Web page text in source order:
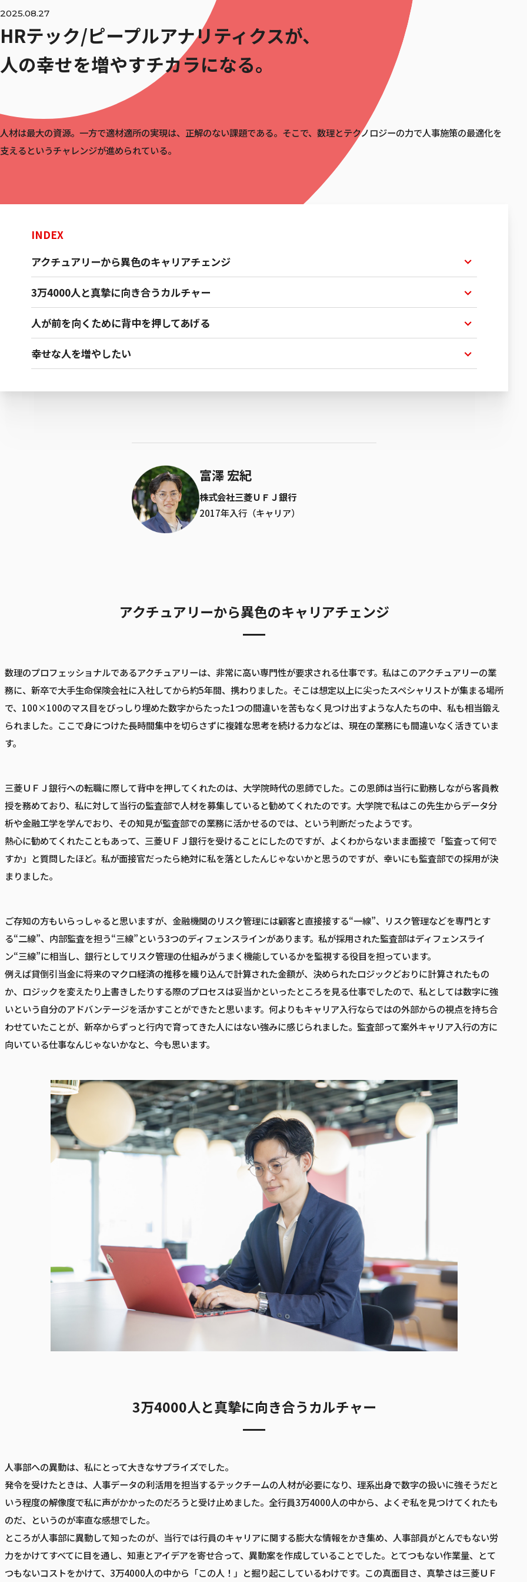
2025.08.27
HRテック/ピープルアナリティクスが、
人の幸せを増やすチカラになる。
人材は最大の資源。一方で適材適所の実現は、正解のない課題である。そこで、数理とテクノロジーの力で人事施策の最適化を
支えるというチャレンジが進められている。
INDEX
アクチュアリーから異色のキャリアチェンジ
3万4000人と真摯に向き合うカルチャー
人が前を向くために背中を押してあげる
幸せな人を増やしたい
富澤 宏紀
株式会社三菱ＵＦＪ銀行
2017年入行（キャリア）
アクチュアリーから異色のキャリアチェンジ
数理のプロフェッショナルであるアクチュアリーは、非常に高い専門性が要求される仕事です。私はこのアクチュアリーの業
務に、新卒で大手生命保険会社に入社してから約5年間、携わりました。そこは想定以上に尖ったスペシャリストが集まる場所
で、100×100のマス目をびっしり埋めた数字からたった1つの間違いを苦もなく見つけ出すような人たちの中、私も相当鍛え
られました。ここで身につけた長時間集中を切らさずに複雑な思考を続ける力などは、現在の業務にも間違いなく活きていま
す。
三菱ＵＦＪ銀行への転職に際して背中を押してくれたのは、大学院時代の恩師でした。この恩師は当行に勤務しながら客員教
授を務めており、私に対して当行の監査部で人材を募集していると勧めてくれたのです。大学院で私はこの先生からデータ分
析や金融工学を学んでおり、その知見が監査部での業務に活かせるのでは、という判断だったようです。
熱心に勧めてくれたこともあって、三菱ＵＦＪ銀行を受けることにしたのですが、よくわからないまま面接で「監査って何で
すか」と質問したほど。私が面接官だったら絶対に私を落としたんじゃないかと思うのですが、幸いにも監査部での採用が決
まりました。
ご存知の方もいらっしゃると思いますが、金融機関のリスク管理には顧客と直接接する“一線”、リスク管理などを専門とす
る“二線”、内部監査を担う“三線”という3つのディフェンスラインがあります。私が採用された監査部はディフェンスライ
ン“三線”に相当し、銀行としてリスク管理の仕組みがうまく機能しているかを監視する役目を担っています。
例えば貸倒引当金に将来のマクロ経済の推移を織り込んで計算された金額が、決められたロジックどおりに計算されたもの
か、ロジックを変えたり上書きしたりする際のプロセスは妥当かといったところを見る仕事でしたので、私としては数字に強
いという自分のアドバンテージを活かすことができたと思います。何よりもキャリア入行ならではの外部からの視点を持ち合
わせていたことが、新卒からずっと行内で育ってきた人にはない強みに感じられました。監査部って案外キャリア入行の方に
向いている仕事なんじゃないかなと、今も思います。
3万4000人と真摯に向き合うカルチャー
人事部への異動は、私にとって大きなサプライズでした。
発令を受けたときは、人事データの利活用を担当するテックチームの人材が必要になり、理系出身で数字の扱いに強そうだと
いう程度の解像度で私に声がかかったのだろうと受け止めました。全行員3万4000人の中から、よくぞ私を見つけてくれたも
のだ、というのが率直な感想でした。
ところが人事部に異動して知ったのが、当行では行員のキャリアに関する膨大な情報をかき集め、人事部員がとんでもない労
力をかけてすべてに目を通し、知恵とアイデアを寄せ合って、異動案を作成していることでした。とてつもない作業量、とて
つもないコストをかけて、3万4000人の中から「この人！」と掘り起こしているわけです。この真面目さ、真摯さは三菱ＵＦ